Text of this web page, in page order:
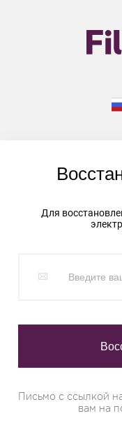
Для
Письмо с ссылкой
вам на